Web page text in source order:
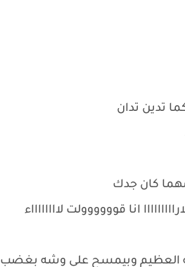
تدين تدان
مهما كان جدك
انا قوووووولت لااااااااء
العظيم وبيمسح على وشه بغضب